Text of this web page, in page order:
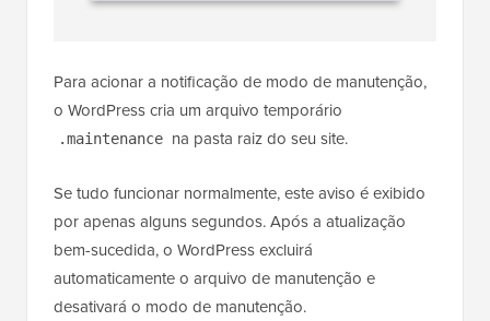
Para acionar a notificação de modo de manutenção,
o WordPress cria um arquivo temporário
.maintenance na pasta raiz do seu site.
Se tudo funcionar normalmente, este aviso é exibido
por apenas alguns segundos. Após a atualização
bem-sucedida, o WordPress excluirá
automaticamente o arquivo de manutenção e
desativará o modo de manutenção.